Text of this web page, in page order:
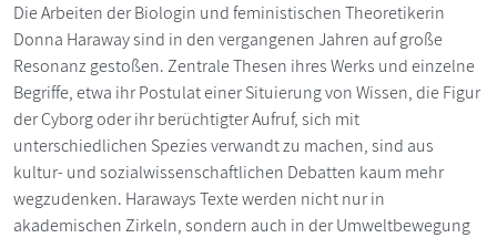
Die Arbeiten der Biologin und feministischen Theoretikerin
Donna Haraway sind in den vergangenen Jahren auf große
Resonanz gestoßen. Zentrale Thesen ihres Werks und einzelne
Begriffe, etwa ihr Postulat einer Situierung von Wissen, die Figur
der Cyborg oder ihr berüchtigter Aufruf, sich mit
unterschiedlichen Spezies verwandt zu machen, sind aus
kultur- und sozialwissenschaftlichen Debatten kaum mehr
wegzudenken. Haraways Texte werden nicht nur in
akademischen Zirkeln, sondern auch in der Umweltbewegung